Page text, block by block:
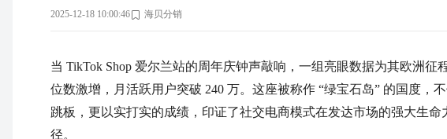
2025-12-18 10:00:46 海贝分销
当 TikTok Shop 爱尔兰站的周年庆钟声敲响，一组亮眼数据为其欧洲
位数激增，月活跃用户突破 240 万。这座被称作 “绿宝石岛” 的国度，
跳板，更以实打实的成绩，印证了社交电商模式在发达市场的强大生
径。